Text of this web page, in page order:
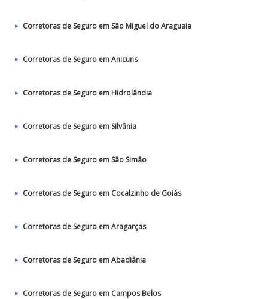
Corretoras de Seguro em São Miguel do Araguaia
Corretoras de Seguro em Anicuns
Corretoras de Seguro em Hidrolândia
Corretoras de Seguro em Silvânia
Corretoras de Seguro em São Simão
Corretoras de Seguro em Cocalzinho de Goiás
Corretoras de Seguro em Aragarças
Corretoras de Seguro em Abadiânia
Corretoras de Seguro em Campos Belos